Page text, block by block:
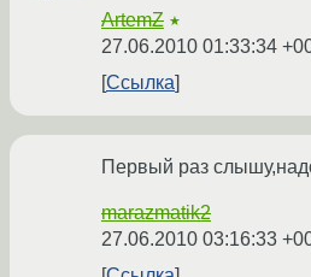
ArtemZ ★
27.06.2010 01:33:34
Ссылка
Первый раз
marazmatik2
27.06.2010 03:16:33